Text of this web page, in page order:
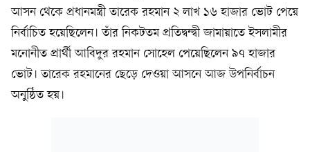
আসন থেকে প্রধানমন্ত্রী তারেক রহমান ২ লাখ ১৬ হাজার ভোট পেয়ে
নির্বাচিত হয়েছিলেন। তাঁর নিকটতম প্রতিদ্বন্দ্বী জামায়াতে ইসলামীর
মনোনীত প্রার্থী আবিদুর রহমান সোহেল পেয়েছিলেন ৯৭ হাজার
ভোট। তারেক রহমানের ছেড়ে দেওয়া আসনে আজ উপনির্বাচন
অনুষ্ঠিত হয়।